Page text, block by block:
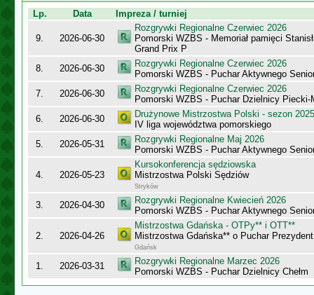
Lp. Data Impreza / turniej
9. 2026-06-30
Rozgrywki Regionalne Czerwiec 2026
Pomorski WZBS - Memoriał pamięci
Grand Prix P
8.
2026-06-30
Rozgrywki Regionalne Czerwiec 2026
Pomorski WZBS - Puchar Aktywnego
7.
2026-06-30
Rozgrywki Regionalne Czerwiec 2026
Pomorski WZBS - Puchar Dzielnicy Piecki-
6.
2026-06-30
Drużynowe Mistrzostwa Polski - sezon
IV liga województwa pomorskiego
5.
2026-05-31
Rozgrywki Regionalne Maj 2026
Pomorski WZBS - Puchar Aktywnego
4. 2026-05-23
Kursokonferencja sędziowska
Mistrzostwa Polski Sędziów
Stryków
3. 2026-04-30
Rozgrywki Regionalne Kwiecień 2026
Pomorski WZBS - Puchar Aktywnego
2. 2026-04-26
Mistrzostwa Gdańska - OTPy** i OTT**
Mistrzostwa Gdańska** o Puchar
Gdańsk
1. 2026-03-31
Rozgrywki Regionalne Marzec 2026
Pomorski WZBS - Puchar Dzielnicy Chełm